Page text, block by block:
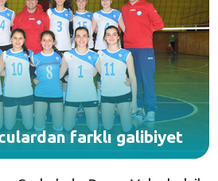
farklı galibiyet